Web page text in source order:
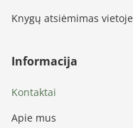
Knygų atsiėmimas vietoje
Informacija
Kontaktai
Apie mus